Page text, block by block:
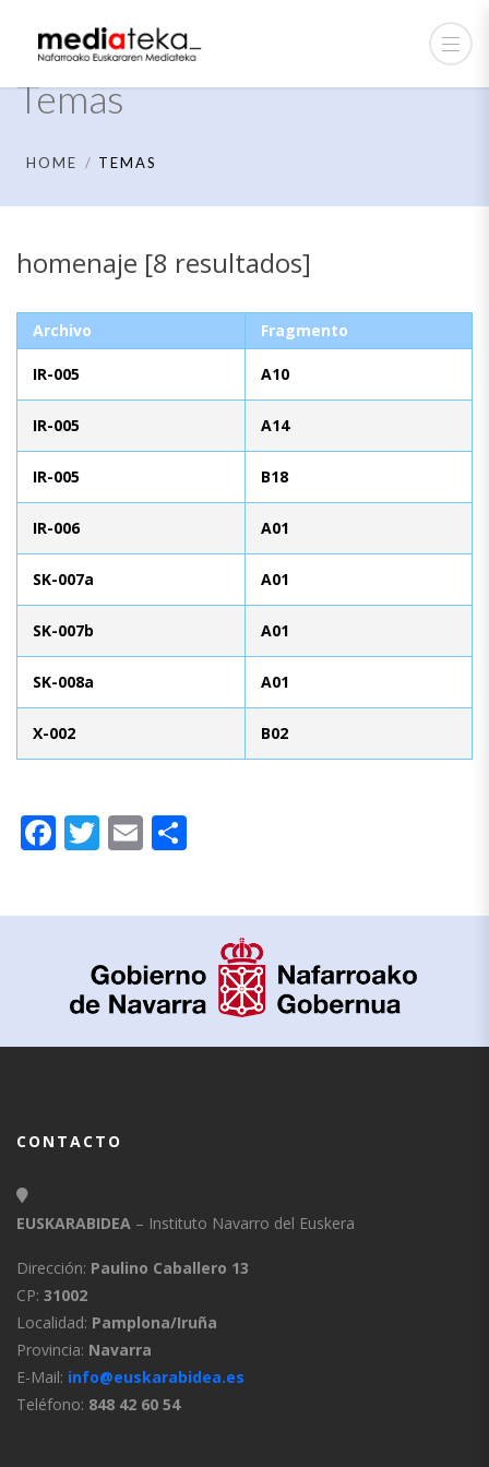
Temas
HOME TEMAS
homenaje [8 resultados]
Archivo Fragmento
IR-005 A10
IR-005 A14
IR-005 B18
IR-006 A01
SK-007a A01
SK-007b A01
SK-008a A01
X-002 B02
Facebook
Twitter
Email
CONTACTO
EUSKARABIDEA – Instituto Navarro del Euskera
Dirección: Paulino Caballero 13
CP: 31002
Localidad: Pamplona/Iruña
Provincia: Navarra
E-Mail: info@euskarabidea.es
Teléfono: 848 42 60 54